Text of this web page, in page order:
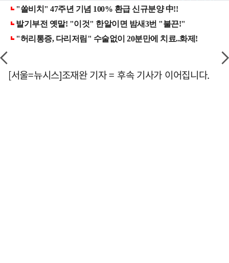
[서울=뉴시스]조재완 기자 = 후속 기사가 이어집니다.